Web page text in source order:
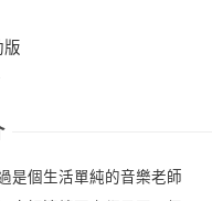
版
是個生活單純的音樂老師